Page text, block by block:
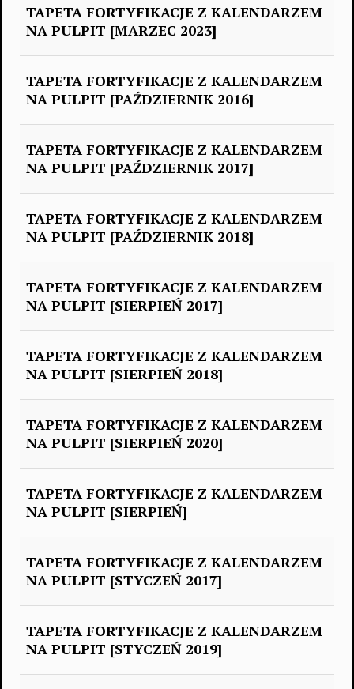
TAPETA FORTYFIKACJE Z KALENDARZEM
NA PULPIT [MARZEC 2023]
TAPETA FORTYFIKACJE Z KALENDARZEM
NA PULPIT [PAŹDZIERNIK 2016]
TAPETA FORTYFIKACJE Z KALENDARZEM
NA PULPIT [PAŹDZIERNIK 2017]
TAPETA FORTYFIKACJE Z KALENDARZEM
NA PULPIT [PAŹDZIERNIK 2018]
TAPETA FORTYFIKACJE Z KALENDARZEM
NA PULPIT [SIERPIEŃ 2017]
TAPETA FORTYFIKACJE Z KALENDARZEM
NA PULPIT [SIERPIEŃ 2018]
TAPETA FORTYFIKACJE Z KALENDARZEM
NA PULPIT [SIERPIEŃ 2020]
TAPETA FORTYFIKACJE Z KALENDARZEM
NA PULPIT [SIERPIEŃ]
TAPETA FORTYFIKACJE Z KALENDARZEM
NA PULPIT [STYCZEŃ 2017]
TAPETA FORTYFIKACJE Z KALENDARZEM
NA PULPIT [STYCZEŃ 2019]